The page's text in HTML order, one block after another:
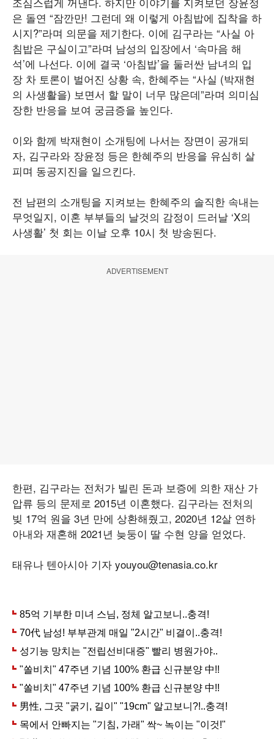
은 돌연 “잠깐만! 그런데 왜 이렇게 아침밥에 집착을 하
시지?”라며 의문을 제기한다. 이에 김구라는 “사실 아
침밥은 구실이고”라며 남성의 입장에서 ‘속마음 해
석’에 나선다. 이에 결국 ‘아침밥’을 둘러싼 남녀의 입
장 차 토론이 벌어진 상황 속, 한혜주는 “사실 (박재현
의 사생활을) 보면서 할 말이 너무 많은데”라며 의미심
장한 반응을 보여 궁금증을 높인다.
이와 함께 박재현이 소개팅에 나서는 장면이 공개되
자, 김구라와 장윤정 등은 한혜주의 반응을 유심히 살
피며 동공지진을 일으킨다.
전 남편의 소개팅을 지켜보는 한혜주의 솔직한 속내는
무엇일지, 이혼 부부들의 날것의 감정이 드러날 ‘X의
사생활’ 첫 회는 이날 오후 10시 첫 방송된다.
ADVERTISEMENT
한편, 김구라는 전처가 빌린 돈과 보증에 의한 재산 가
압류 등의 문제로 2015년 이혼했다. 김구라는 전처의
빚 17억 원을 3년 만에 상환해줬고, 2020년 12살 연하
아내와 재혼해 2021년 늦둥이 딸 수현 양을 얻었다.
태유나 텐아시아 기자 youyou@tenasia.co.kr